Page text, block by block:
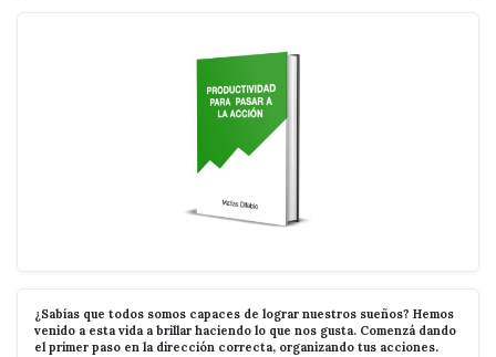
¿Sabías que todos somos capaces de lograr nuestros sueños? Hemos
venido a esta vida a brillar haciendo lo que nos gusta. Comenzá dando
el primer paso en la dirección correcta, organizando tus acciones.